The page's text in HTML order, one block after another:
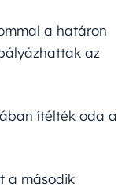
a határon
az
ítélték oda a
a második